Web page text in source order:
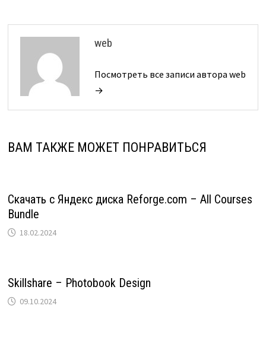
web
Посмотреть все записи автора web
→
ВАМ ТАКЖЕ МОЖЕТ ПОНРАВИТЬСЯ
Скачать с Яндекс диска Reforge.com – All Courses
Bundle
18.02.2024
Skillshare – Photobook Design
09.10.2024